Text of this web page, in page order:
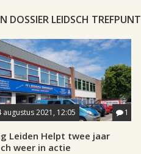
DOSSIER LEIDSCH TREFPUNT
augustus 2021, 12:05 1
Leiden Helpt twee jaar
weer in actie